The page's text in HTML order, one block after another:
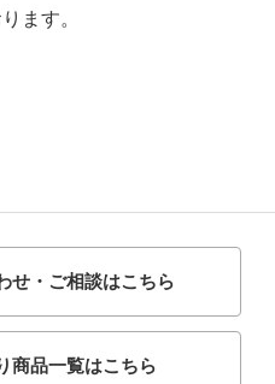
ます。
せ・ご相談はこちら
商品一覧はこちら